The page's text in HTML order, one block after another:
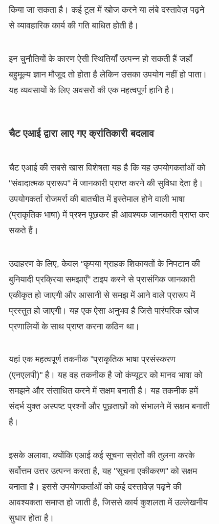
किया जा सकता है। कई टूल में खोज करने या लंबे दस्तावेज़ पढ़ने
से व्यावहारिक कार्य की गति बाधित होती है।
इन चुनौतियों के कारण ऐसी स्थितियाँ उत्पन्न हो सकती हैं जहाँ
बहुमूल्य ज्ञान मौजूद तो होता है लेकिन उसका उपयोग नहीं हो पाता।
यह व्यवसायों के लिए अवसरों की एक महत्वपूर्ण हानि है।
चैट एआई द्वारा लाए गए क्रांतिकारी बदलाव
चैट एआई की सबसे खास विशेषता यह है कि यह उपयोगकर्ताओं को
"संवादात्मक प्रारूप" में जानकारी प्राप्त करने की सुविधा देता है।
उपयोगकर्ता रोजमर्रा की बातचीत में इस्तेमाल होने वाली भाषा
(प्राकृतिक भाषा) में प्रश्न पूछकर ही आवश्यक जानकारी प्राप्त कर
सकते हैं।
उदाहरण के लिए, केवल "कृपया ग्राहक शिकायतों के निपटान की
बुनियादी प्रक्रिया समझाएँ" टाइप करने से प्रासंगिक जानकारी
एकीकृत हो जाएगी और आसानी से समझ में आने वाले प्रारूप में
प्रस्तुत हो जाएगी। यह एक ऐसा अनुभव है जिसे पारंपरिक खोज
प्रणालियों के साथ प्राप्त करना कठिन था।
यहां एक महत्वपूर्ण तकनीक "प्राकृतिक भाषा प्रसंस्करण
(एनएलपी)" है। यह वह तकनीक है जो कंप्यूटर को मानव भाषा को
समझने और संसाधित करने में सक्षम बनाती है। यह तकनीक हमें
संदर्भ युक्त अस्पष्ट प्रश्नों और पूछताछों को संभालने में सक्षम बनाती
है।
इसके अलावा, क्योंकि एआई कई सूचना स्रोतों की तुलना करके
सर्वोत्तम उत्तर उत्पन्न करता है, यह "सूचना एकीकरण" को सक्षम
बनाता है। इससे उपयोगकर्ताओं को कई दस्तावेज़ पढ़ने की
आवश्यकता समाप्त हो जाती है, जिससे कार्य कुशलता में उल्लेखनीय
सुधार होता है।